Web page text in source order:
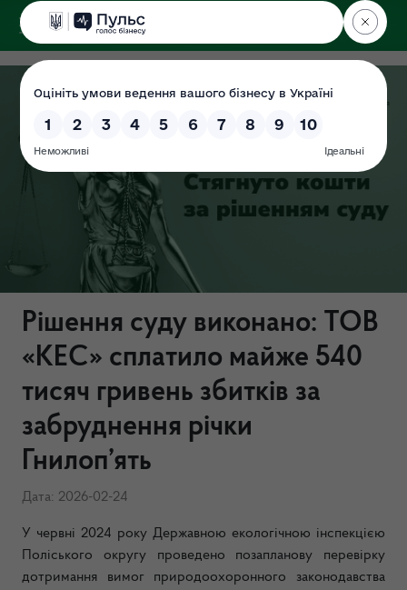
ДЕРЖЕКОІНСПЕКЦІЯ
Поліського округу
Рішення суду виконано: ТОВ
«КЕС» сплатило майже 540
тисяч гривень збитків за
забруднення річки
Гнилоп’ять
Дата: 2026-02-24
У червні 2024 року Державною екологічною інспекцією
Поліського округу проведено позапланову перевірку
дотримання вимог природоохоронного законодавства